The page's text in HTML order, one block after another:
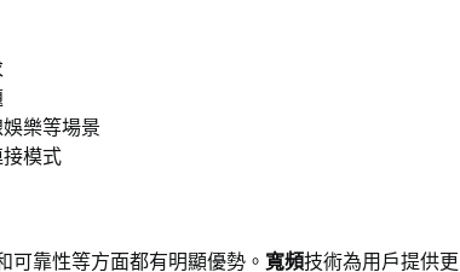
樂等場景
模式
可靠性等方面都有明顯優勢。 寬頻技術為用戶提供更